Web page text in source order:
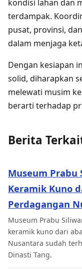
kondisi lahan dan
terdampak.
pusat, provinsi,
dalam menjaga
Dengan kesiapan
solid, diharapkan
melewati musim
berarti terhadap
Berita
Museum Prabu
Keramik Kuno
Perdagangan
Museum Prabu
keramik kuno dari
Nusantara sudah
Dinasti Tang.